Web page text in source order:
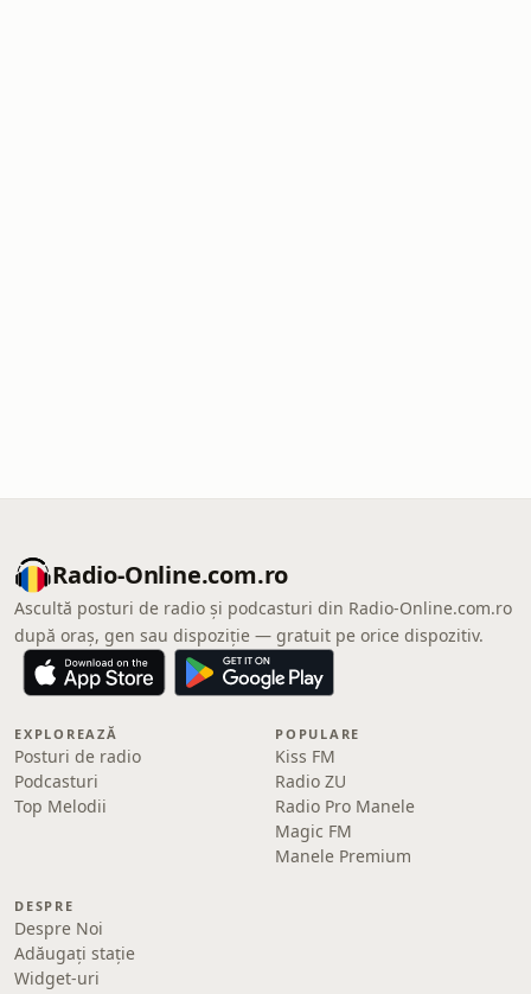
Radio-Online.com.ro
Ascultă posturi de radio și podcasturi din Radio-Online.com.ro
după oraș, gen sau dispoziție — gratuit pe orice dispozitiv.
EXPLOREAZĂ
Posturi de radio
Podcasturi
Top Melodii
POPULARE
Kiss FM
Radio ZU
Radio Pro Manele
Magic FM
Manele Premium
DESPRE
Despre Noi
Adăugați stație
Widget-uri